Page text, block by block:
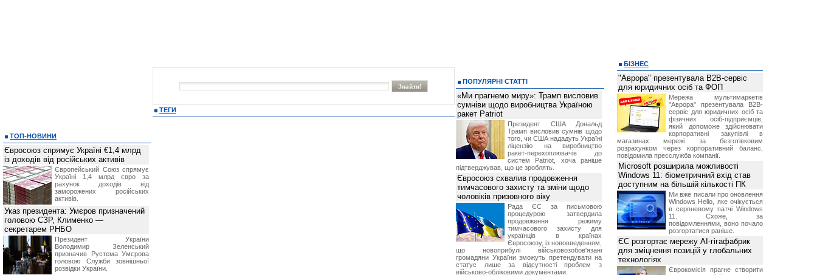
ТЕГИ
ТОП-НОВИНИ
Євросоюз спрямує Україні €1,4 млрд
із доходів від російських активів
Європейський Союз спрямує
Україні 1,4 млрд євро за
рахунок доходів від
заморожених російських
активів.
Указ президента: Умєров призначений
головою СЗР, Клименко —
секретарем РНБО
Президент України
Володимир Зеленський
призначив Pустема Умєрова
головою Служби зовнішньої
розвідки України.
ПОПУЛЯРНІ СТАТТІ
«Ми прагнемо миру»: Трамп висловив
сумніви щодо виробництва Україною
ракет Patriot
Президент США Дональд
Трамп висловив сумнів щодо
того, чи США нададуть Україні
ліцензію на виробництво
ракет-перехоплювачів до
систем Patriot, хоча раніше
підтверджував, що це зроблять.
Євросоюз схвалив продовження
тимчасового захисту та зміни щодо
чоловіків призовного віку
Рада ЄС за письмовою
процедурою затвердила
продовження режиму
тимчасового захисту для
українців в країнах
Євросоюзу, із нововведенням,
що новоприбулі військовозобов'язані
громадяни України зможуть претендувати на
статус лише за відсутності проблем з
військово-обліковими документами.
БІЗНЕС
"Аврора" презентувала B2B-сервіс
для юридичних осіб та ФОП
Мережа мультимаркетів
"Аврора" презентувала B2B-
сервіс для юридичних осіб та
фізичних осіб-підприємців,
який допоможе здійснювати
корпоративні закупівлі в
магазинах мережі за безготівковим
розрахунком через корпоративний баланс,
повідомила пресслужба компанії.
Microsoft розширила можливості
Windows 11: біометричний вхід став
доступним на більшій кількості ПК
Ми вже писали про оновлення
Windows Hello, яке очікується
в серпневому патчі Windows
11. Схоже, за
повідомленнями, воно почало
розгортатися раніше.
ЄС розгортає мережу AI-гігафабрик
для зміцнення позицій у глобальних
технологіях
Єврокомісія прагне створити